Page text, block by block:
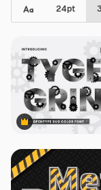
24pt
Premium